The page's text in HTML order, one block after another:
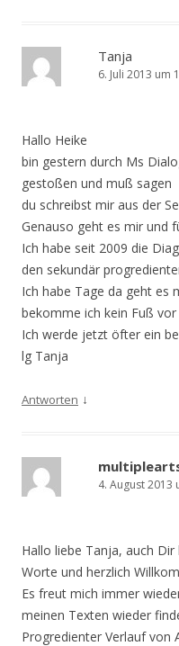
Tanja
6. Juli 2013 um
Hallo Heike
bin gestern durch Ms
gestoßen und muß sagen
du schreibst mir aus der
Genauso geht es mir und
Ich habe seit 2009 die
den sekundär
Ich habe Tage da geht es
bekomme ich kein Fuß
Ich werde jetzt öfter ein
lg Tanja
Antworten ↓
4. August 2013
Hallo liebe Tanja, auch
Worte und herzlich
Es freut mich immer
meinen Texten wieder
Progredienter Verlauf von